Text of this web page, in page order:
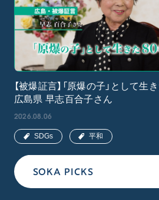
SOKA PICKS
【被爆証言】「原爆の子」として生
広島県 早志百合子さん
2026.08.06
SDGs 平和